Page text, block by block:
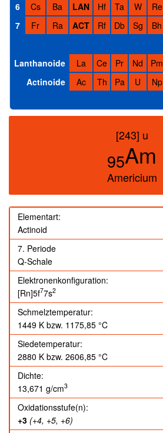
6
Cs Ba LAN Hf Ta W Re
7
Fr Ra ACT Rf Db Sg Bh
Lanthanoide La Ce Pr Nd Pm
Actinoide
Ac Th Pa U Np
[243] u
95Am
Americium
Elementart:
Actinoid
7. Periode
Q-Schale
Elektronenkonfiguration:
[Rn]5f77s2
Schmelztemperatur:
1449 Kbzw. 1175,85 °C
Siedetemperatur:
2880 Kbzw. 2606,85 °C
Dichte:
13,671 g/cm3
Oxidationsstufe(n):
+3(+4, +5, +6)